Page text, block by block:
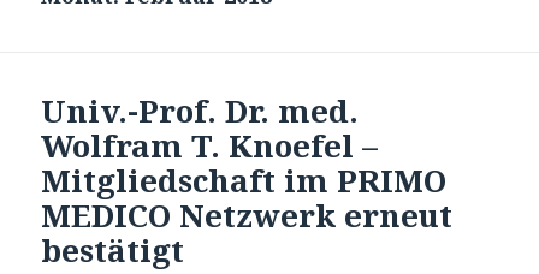
Univ.-Prof. Dr. med.
Wolfram T. Knoefel –
Mitgliedschaft im PRIMO
MEDICO Netzwerk erneut
bestätigt